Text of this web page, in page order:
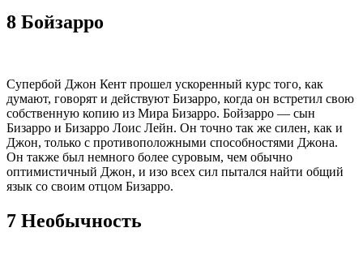
8 Бойзарро
Супербой Джон Кент прошел ускоренный курс того, как
думают, говорят и действуют Бизарро, когда он встретил свою
собственную копию из Мира Бизарро. Бойзарро — сын
Бизарро и Бизарро Лоис Лейн. Он точно так же силен, как и
Джон, только с противоположными способностями Джона.
Он также был немного более суровым, чем обычно
оптимистичный Джон, и изо всех сил пытался найти общий
язык со своим отцом Бизарро.
7 Необычность